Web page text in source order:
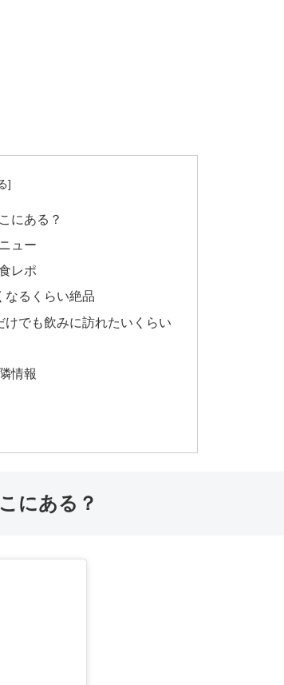
にある？
ュー
レポ
なるくらい絶品
でも飲みに訪れたいくらい
情報
にある？